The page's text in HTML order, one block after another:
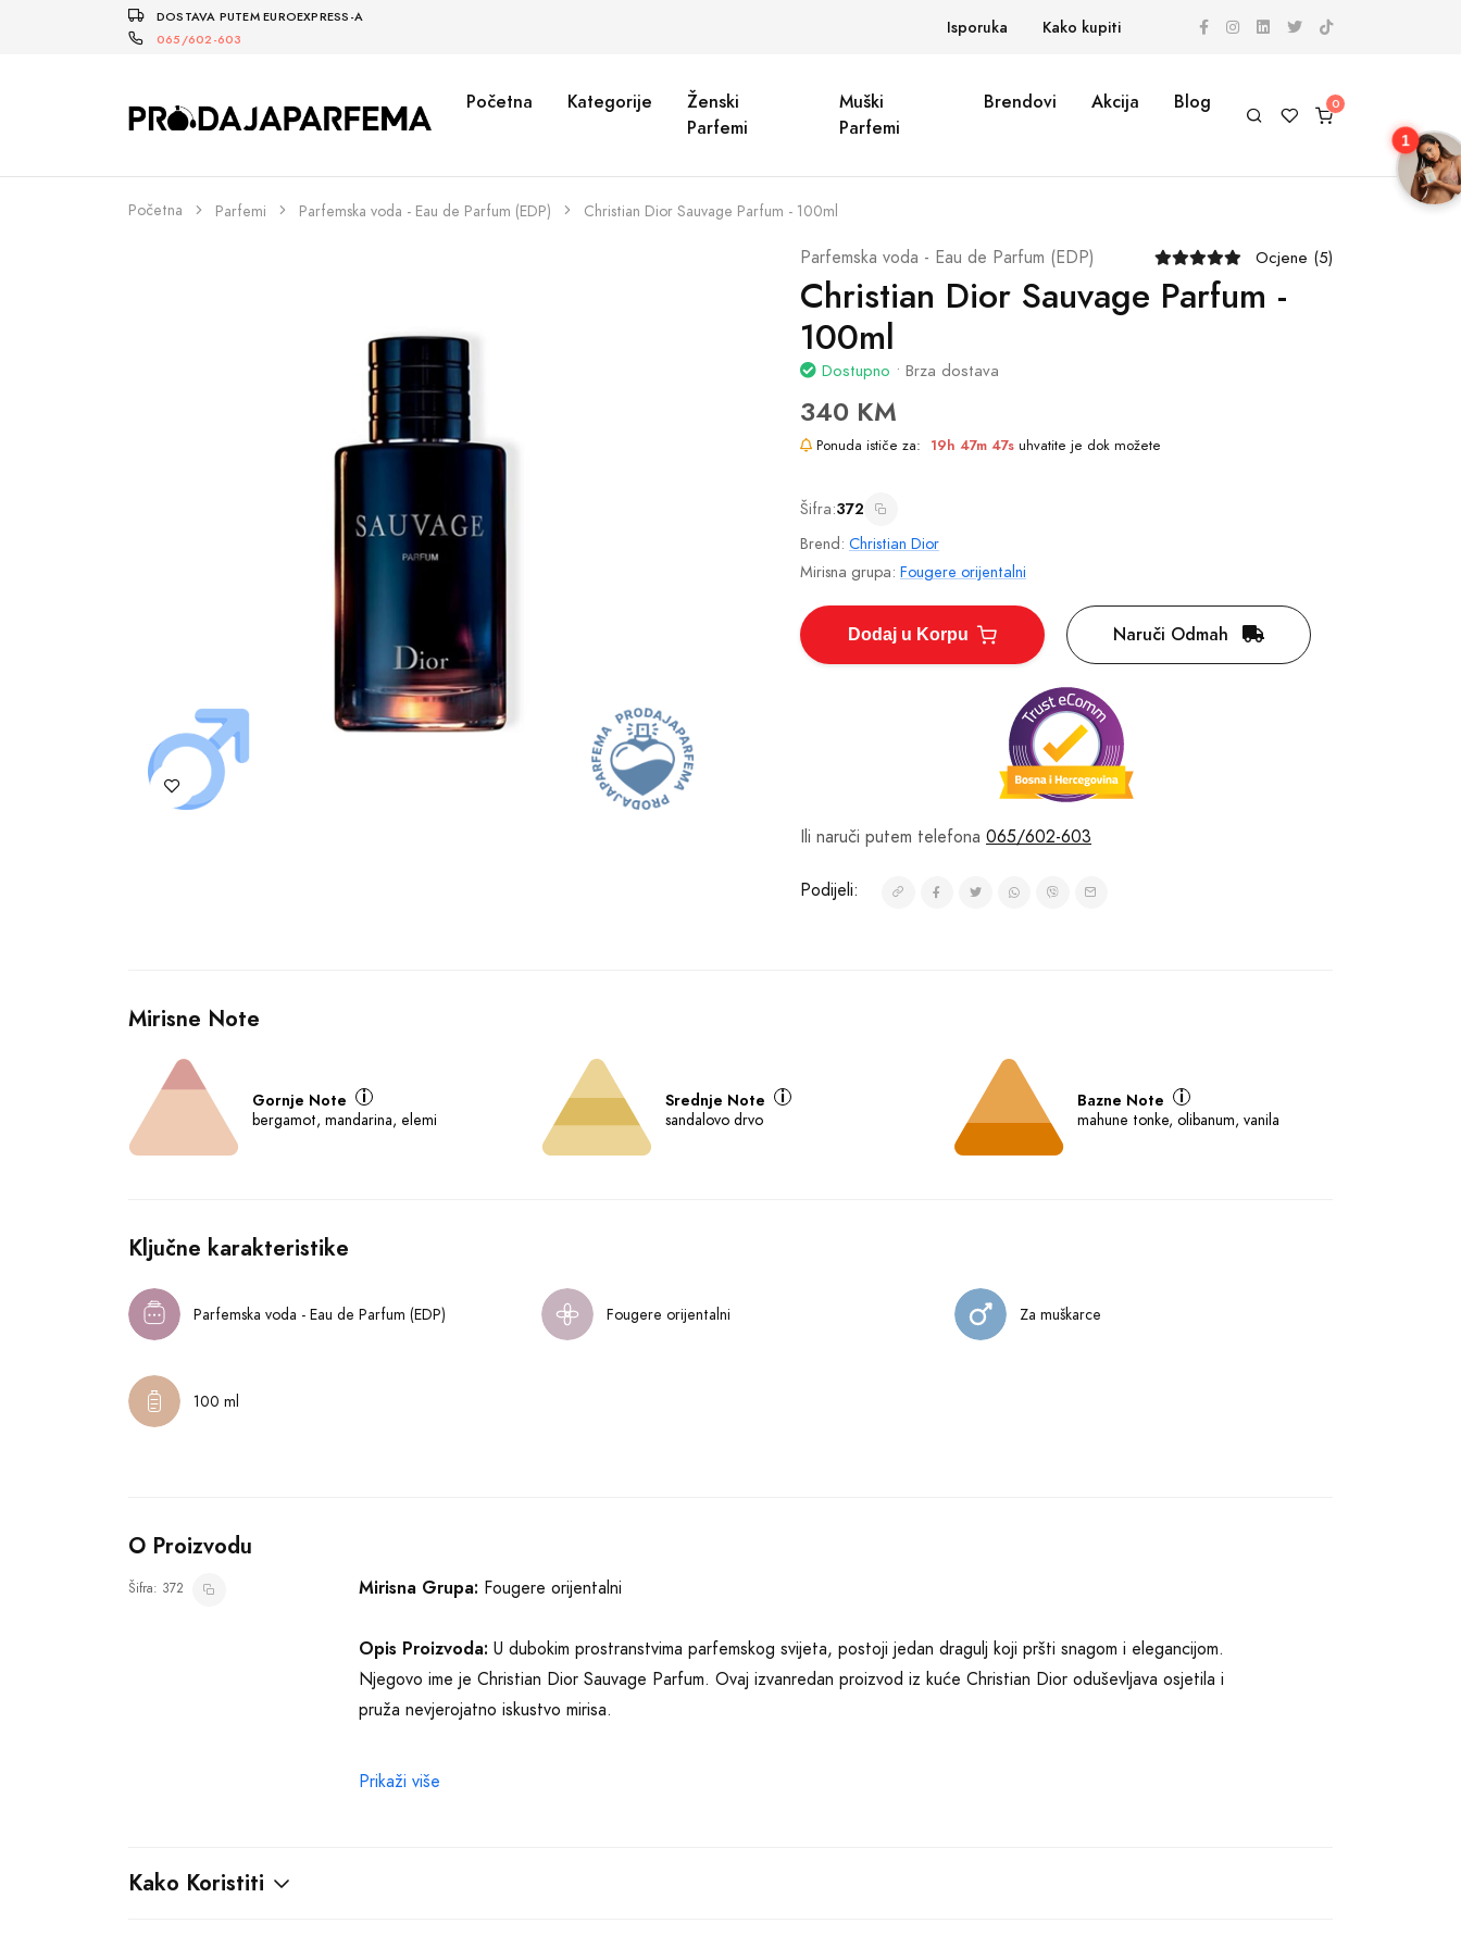
DOSTAVA PUTEM EUROEXPRESS-A
065/602-603
Isporuka Kako kupiti
Početna Kategorije
Ženski
Parfemi
Muški
Parfemi
Brendovi Akcija Blog
Početna Parfemi Parfemska voda - Eau de Parfum (EDP) Christian Dior Sauvage Parfum - 100ml
Parfemska voda - Eau de Parfum (EDP) Ocjene (5)
Christian Dior Sauvage Parfum -
100ml
Dostupno • Brza dostava
340 KM
Ponuda ističe za: 19h 47m 47s uhvatite je dok možete
Šifra:372
Brend: Christian Dior
Mirisna grupa: Fougere orijentalni
Dodaj u Korpu Naruči Odmah
Ili naruči putem telefona 065/602-603
Podijeli:
Mirisne Note
Gornje Note
bergamot, mandarina, elemi
Srednje Note
sandalovo drvo
Bazne Note
mahune tonke, olibanum, vanila
Ključne karakteristike
Parfemska voda - Eau de Parfum (EDP) Fougere orijentalni Za muškarce
100 ml
O Proizvodu
Šifra: 372 Mirisna Grupa: Fougere orijentalni
Opis Proizvoda: U dubokim prostranstvima parfemskog svijeta, postoji jedan dragulj koji pršti snagom i elegancijom.
Njegovo ime je Christian Dior Sauvage Parfum. Ovaj izvanredan proizvod iz kuće Christian Dior oduševljava osjetila i
pruža nevjerojatno iskustvo mirisa.
Sauvage Parfum je pravo remek-djelo fougere orijentalne mirisne grupe. Kombinacija neodoljivih sastojaka kao što su
Prikaži više
Kako Koristiti
1